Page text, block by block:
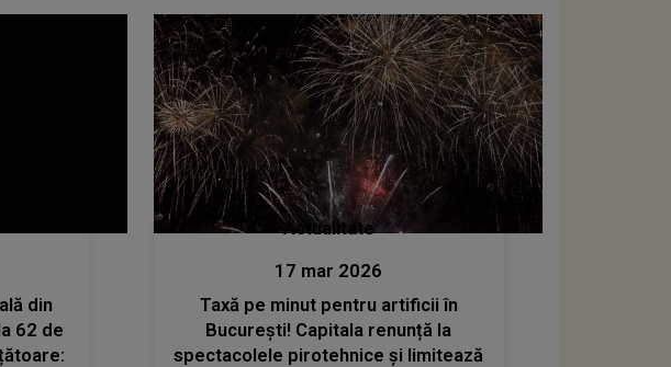
din
62 de
Actualitate
17 mar 2026
Taxă pe minut pentru artificii în
București! Capitala renunță la
spectacolele pirotehnice și limitează